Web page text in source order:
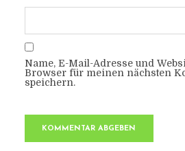
Name, E-Mail-Adresse und
Browser für meinen nächsten
speichern.